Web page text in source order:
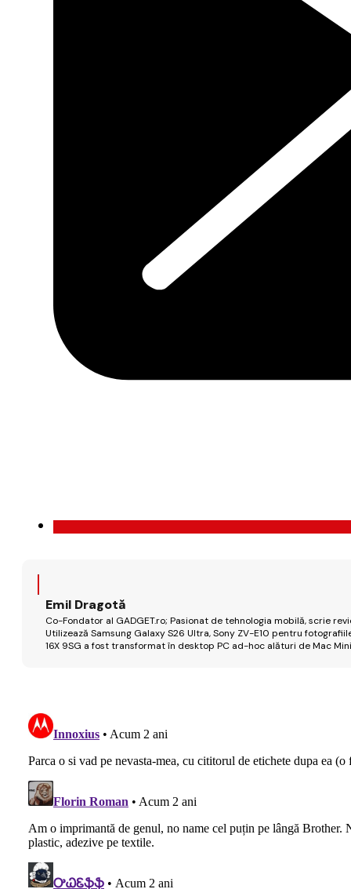
Emil Dragotă
Co-Fondator al GADGET.ro; Pasionat de tehnologia mobilă, scrie
Utilizează Samsung Galaxy S26 Ultra, Sony ZV-E10 pentru
16X 9SG a fost transformat în desktop PC ad-hoc alături de Mac